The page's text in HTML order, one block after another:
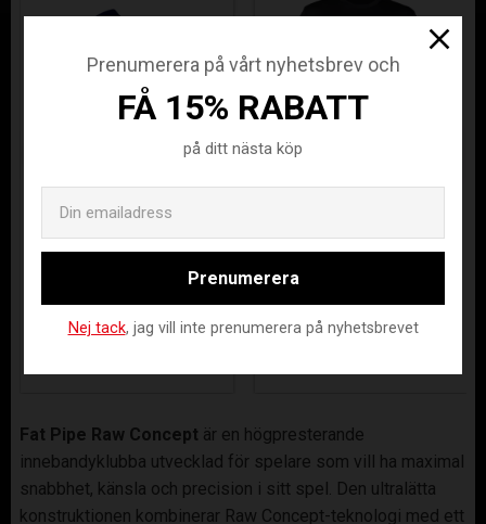
ASSIST
BOLASTRUMPA
BO-1568-1-483-34
FUNCTIONAL
TRÄNINGSTRÖJ
Fat Pipe Raw Concept är en högpresterande
innebandyklubba utvecklad för spelare som vill ha maximal
snabbhet, känsla och precision i sitt spel. Den ultralätta
konstruktionen kombinerar Raw Concept-teknologi med ett
Prenumerera på vårt nyhetsbrev och
FÅ 15% RABATT
på ditt nästa köp
Prenumerera
Nej tack, jag vill inte prenumerera på nyhetsbrevet